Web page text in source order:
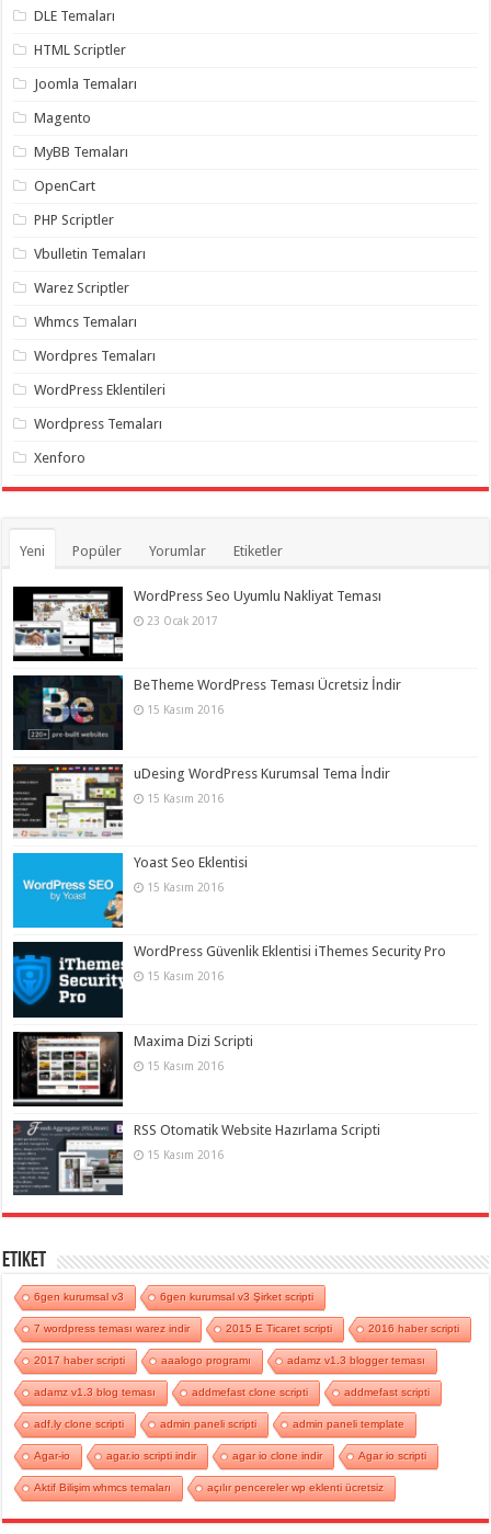
taşımacılık,
gaziantep
organizasyon
gaziantep
organizasyon,
gaziantep
organizasyon
gaziantep
gaziantep
gaziantep
gaziantep
twitter
hilesi ,
takipçi
instagram
hilesi ,
DLE Temaları
HTML Scriptler
Joomla Temaları
Magento
MyBB Temaları
OpenCart
PHP Scriptler
Vbulletin Temaları
Warez Scriptler
Whmcs Temaları
Wordpres Temaları
WordPress Eklentileri
Wordpress Temaları
Xenforo
Yeni Popüler Yorumlar Etiketler
WordPress Seo Uyumlu Nakliyat Teması
23 Ocak 2017
BeTheme WordPress Teması Ücretsiz İndir
15 Kasım 2016
uDesing WordPress Kurumsal Tema İndir
15 Kasım 2016
Yoast Seo Eklentisi
15 Kasım 2016
WordPress Güvenlik Eklentisi iThemes Security Pro
15 Kasım 2016
Maxima Dizi Scripti
15 Kasım 2016
RSS Otomatik Website Hazırlama Scripti
15 Kasım 2016
Etiket
6gen kurumsal v3 6gen kurumsal v3 Şirket scripti
7 wordpress teması warez indir 2015 E Ticaret scripti 2016 haber scripti
2017 haber scripti aaalogo programı adamz v1.3 blogger teması
adamz v1.3 blog teması addmefast clone scripti addmefast scripti
adf.ly clone scripti admin paneli scripti admin paneli template
Agar-io agar.io scripti indir agar io clone indir Agar io scripti
Aktif Bilişim whmcs temaları açılır pencereler wp eklenti ücretsiz